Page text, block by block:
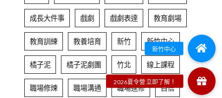
成長大件事 戲劇 戲劇表達 教育劇場
教育訓練 教養培育 新竹 新竹中心
橘子泥 橘子泥劇團 竹北 線上課程
職場修煉 職場溝通 職場進修 自信